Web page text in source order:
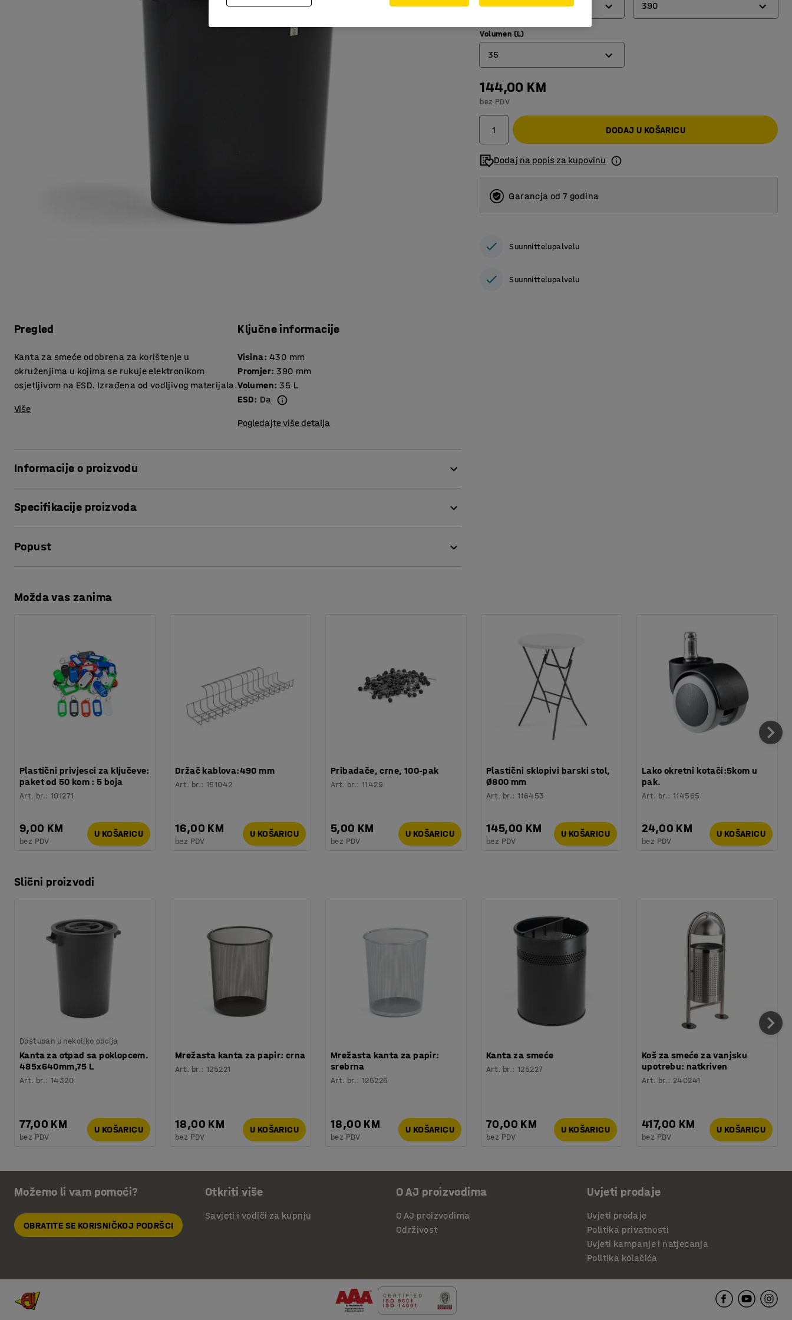
Pregled
Kanta za smeće odobrena za korištenje u
okruženjima u kojima se rukuje elektronikom
osjetljivom na ESD. Izrađena od vodljivog materijala.
Više
Ključne informacije
Visina: 430 mm
Promjer: 390 mm
Volumen: 35 L
ESD: Da
Pogledajte više detalja
Informacije o proizvodu
od ESD-a. Opremljena je oznakom upozorenja.
Specifikacije proizvoda
Promjer:
Boja: Crna
Materijal : Polipropilen
Popust
Preuzmite upute za održavanjen
430
320
430
390
Volumen (L)
35
14
35
144,00 KM
bez PDV
DODAJ U KOŠARICU
Dodaj na popis za kupovinu
Garancja od 7 godina
Suunnittelupalvelu
Suunnittelupalvelu
Možda vas zanima
Plastični privjesci za ključeve:
paket od 50 kom : 5 boja
Art. br.:101271
9,00 KM
bez PDV
U KOŠARICU
Držač kablova:490 mm
Art. br.:151042
16,00 KM
bez PDV
U KOŠARICU
Pribadače, crne, 100-pak
Art. br.:11429
5,00 KM
bez PDV
U KOŠARICU
Plastični sklopivi barski stol,
Ø800 mm
Art. br.:116453
145,00 KM
bez PDV
U KOŠARICU
Lako okretni kotači:5kom u
pak.
Art. br.:114565
24,00 KM
bez PDV
U KOŠARICU
Slični proizvodi
Dostupan u nekoliko opcija
Kanta za otpad sa poklopcem.
485x640mm,75 L
Art. br.:14320
77,00 KM
bez PDV
U KOŠARICU
Mrežasta kanta za papir: crna
Art. br.:125221
18,00 KM
bez PDV
U KOŠARICU
Mrežasta kanta za papir:
srebrna
Art. br.:125225
18,00 KM
bez PDV
U KOŠARICU
Kanta za smeće
Art. br.:125227
70,00 KM
bez PDV
U KOŠARICU
Koš za smeće za vanjsku
upotrebu: natkriven
Art. br.: 240241
417,00 KM
bez PDV
U KOŠARICU
Možemo li vam pomoći?
OBRATITE SE KORISNIČKOJ PODRŠCI
Otkriti više
Savjeti i vodiči za kupnju
O AJ proizvodima
O AJ proizvodima
Održivost
Uvjeti prodaje
Uvjeti prodaje
Politika privatnosti
Uvjeti kampanje i natjecanja
Politika kolačića